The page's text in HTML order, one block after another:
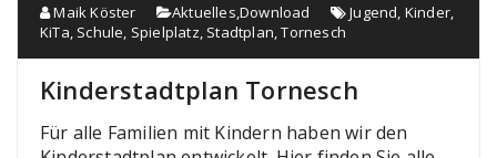
Maik Köster Aktuelles ,Download Jugend Kinder
KiTa Schule Spielplatz Stadtplan ,Tornesch
Kinderstadtplan Tornesch
Für alle Familien mit Kindern haben wir den